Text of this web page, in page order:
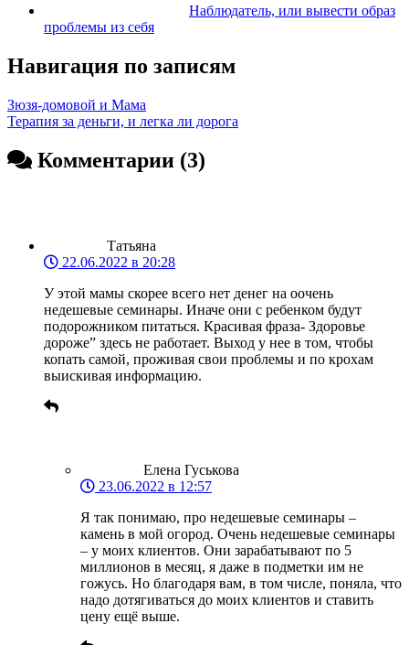
Наблюдатель, или вывести образ
проблемы из себя
Навигация по записям
Зюзя-домовой и Мама
Терапия за деньги, и легка ли дорога
Комментарии (3)
Татьяна
22.06.2022 в 20:28
У этой мамы скорее всего нет денег на оочень
недешевые семинары. Иначе они с ребенком будут
подорожником питаться. Красивая фраза- Здоровье
дороже” здесь не работает. Выход у нее в том, чтобы
копать самой, проживая свои проблемы и по крохам
выискивая информацию.
Елена Гуськова
23.06.2022 в 12:57
Я так понимаю, про недешевые семинары –
камень в мой огород. Очень недешевые семинары
– у моих клиентов. Они зарабатывают по 5
миллионов в месяц, я даже в подметки им не
гожусь. Но благодаря вам, в том числе, поняла, что
надо дотягиваться до моих клиентов и ставить
цену ещё выше.